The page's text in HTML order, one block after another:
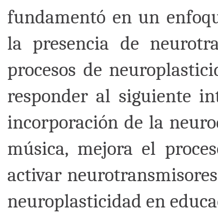
fundamentó en un
la presencia de
procesos de
responder al siguiente
incorporación de la
música, mejora el
activar
neuroplasticidad en